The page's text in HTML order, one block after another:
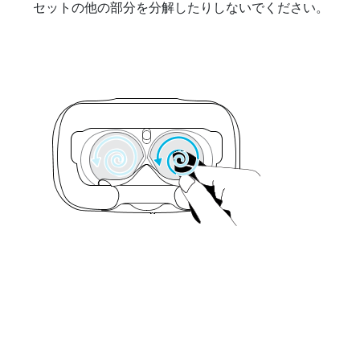
セットの他の部分を分解したりしないでください。